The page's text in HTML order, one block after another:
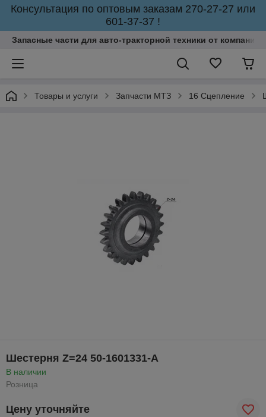
Консультация по оптовым заказам 270-27-27 или
601-37-37 !
Запасные части для авто-тракторной техники от
Товары и услуги Запчасти МТЗ 16 Сцепление
Шестерня Z=24 50-1601331-А
В наличии
Розница
Цену уточняйте